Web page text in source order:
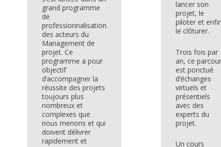
grand programme
de
professionnalisation
des acteurs du
Management de
projet. Ce
programme a pour
objectif
d’accompagner la
réussite des projets
toujours plus
nombreux et
complexes que
nous menons et qui
doivent délivrer
rapidement et
lancer son
projet, le
piloter et
le clôturer.
Trois fois par
an, ce
est ponctué
d’échanges
virtuels et
présentiels
avec des
experts du
projet.
Un cours